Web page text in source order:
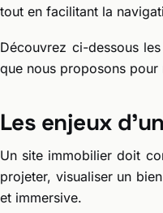
tout en facilitant la
Découvrez ci-dessous
que nous proposons
Les enjeux
Un site immobilier doit
projeter, visualiser un
et immersive.